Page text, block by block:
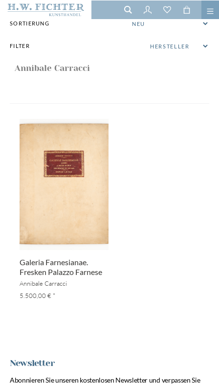
FILTER
Annibale Carracci
SORTIERUNG
Galeria Farnesianae.
Fresken Palazzo Farnese
Annibale Carracci
5.500,00 € *
Newsletter
Abonnieren Sie unseren kostenlosen Newsletter und verpassen Sie